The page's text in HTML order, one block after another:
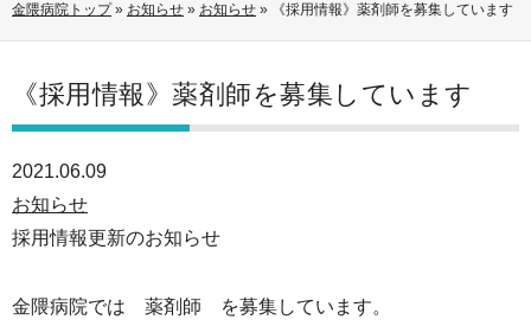
金隈病院トップ» お知らせ » お知らせ » 《採用情報》薬剤師を募集しています
《採用情報》薬剤師を募集しています
2021.06.09
お知らせ
採用情報更新のお知らせ
金隈病院では 薬剤師 を募集しています。